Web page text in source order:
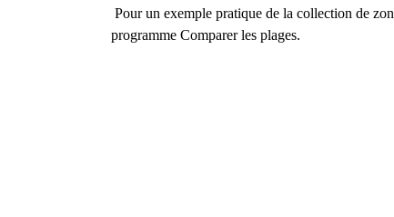
Pour un exemple pratique de la collection de
programme Comparer les plages.